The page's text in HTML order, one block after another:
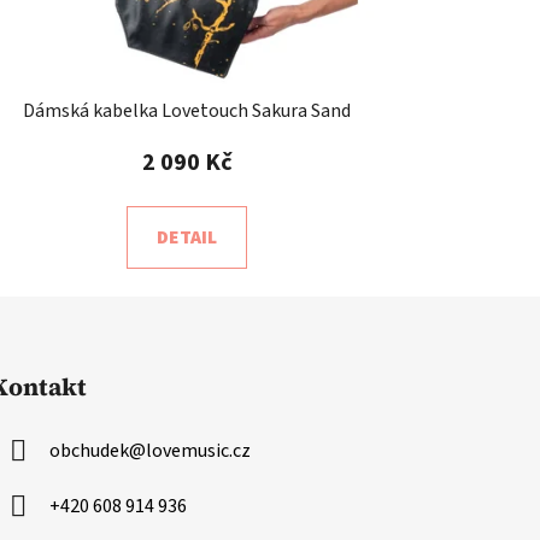
Dámská kabelka Lovetouch Sakura Sand
2 090 Kč
DETAIL
obchudek@lovemusic.cz
+420 608 914 936